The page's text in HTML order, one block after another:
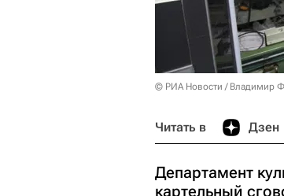
© РИА Новости / Владимир
Читать в Дзен
Департамент
картельный